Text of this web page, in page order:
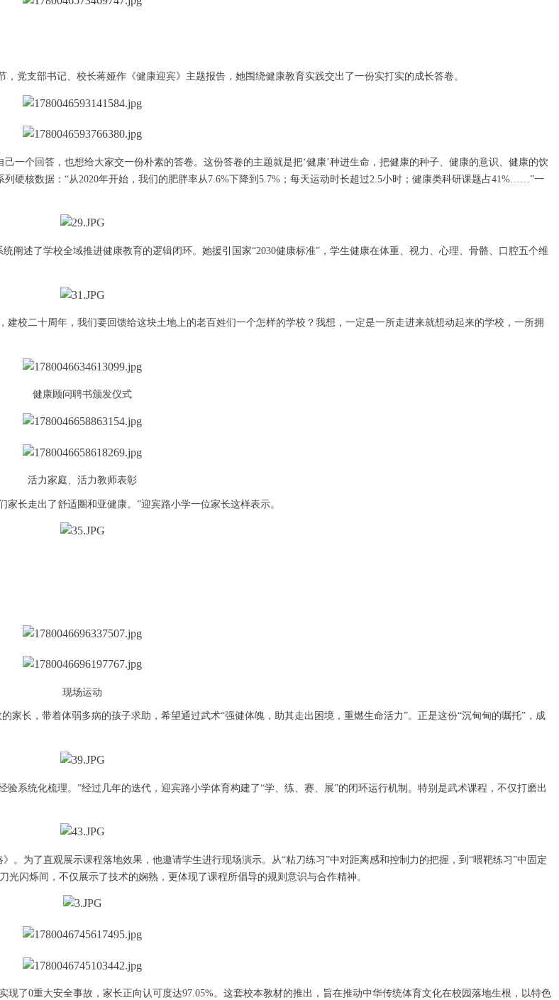
党支部书记、校长蒋娅作《健康迎宾》主题报告，她围绕健康教育实践交出了一份实打实的成长答卷。
一个回答，也想给大家交一份朴素的答卷。这份答卷的主题就是把‘健康’种进生命，把健康的种子、健康的意识、健康的饮
硬核数据：“从2020年开始，我们的肥胖率从7.6%下降到5.7%；每天运动时长超过2.5小时；健康类科研课题占41%……”一
阐述了学校全域推进健康教育的逻辑闭环。她援引国家“2030健康标准”，学生健康在体重、视力、心理、骨骼、口腔五个维
校二十周年，我们要回馈给这块土地上的老百姓们一个怎样的学校？我想，一定是一所走进来就想动起来的学校，一所拥
健康顾问聘书颁发仪式
活力家庭、活力教师表彰
长走出了舒适圈和亚健康。”迎宾路小学一位家长这样表示。
现场运动
长，带着体弱多病的孩子求助，希望通过武术“强健体魄，助其走出困境，重燃生命活力”。正是这份“沉甸甸的嘱托”，成
系统化梳理。”经过几年的迭代，迎宾路小学体育构建了“学、练、赛、展”的闭环运行机制。特别是武术课程，不仅打磨出
为了直观展示课程落地效果，他邀请学生进行现场演示。从“粘刀练习”中对距离感和控制力的把握，到“喂靶练习”中固定
闪烁间，不仅展示了技术的娴熟，更体现了课程所倡导的规则意识与合作精神。
现了0重大安全事故，家长正向认可度达97.05%。这套校本教材的推出，旨在推动中华传统体育文化在校园落地生根，以特色